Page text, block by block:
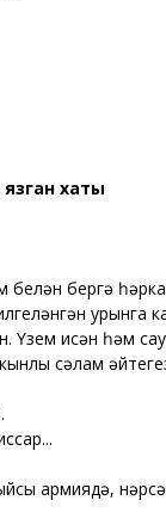
хаты
бергә
Үзем исән һәм
сәлам
армиядә,